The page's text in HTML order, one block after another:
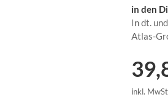
in den
In dt.
Atlas-
inkl.